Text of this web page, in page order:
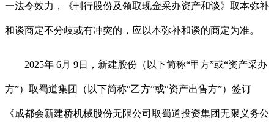
一法令效力，《刊行股份及领取现金采办资产和谈》取本弥补
和谈商定不分歧或有冲突的，应以本弥补和谈的商定为准。
2025年 6月 9日，新建股份（以下简称“甲方”或“资产采办
方”）取蜀道集团（以下简称“乙方”或“资产出售方”）签订
《成都会新建桥机械股份无限公司取蜀道投资集团无限义务公